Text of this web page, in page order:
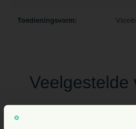
Toedieningsvorm:
Veelgestelde
Voor welke huid- en